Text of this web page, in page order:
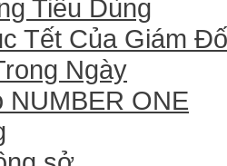
Tiêu Dùng
Tết Của Giám
Ngày
NUMBER ONE